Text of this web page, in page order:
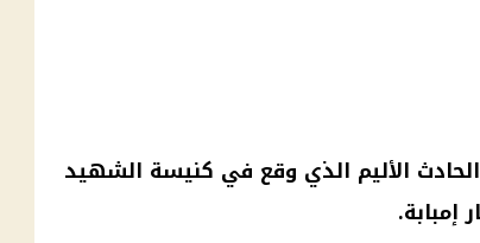
الأليم الذي وقع في كنيسة الشهيد